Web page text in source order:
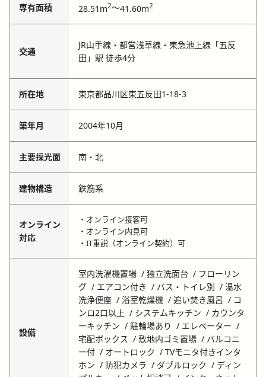
専有面積 28.51m2～41.60m2
交通
JR山手線・都営浅草線・東急池上線「五反
田」駅 徒歩4分
所在地 東京都品川区東五反田1-18-3
築年月 2004年10月
主要採光面 南・北
建物構造 鉄筋系
オンライン
対応
・オンライン接客可
・オンライン内見可
・IT重説（オンライン契約）可
設備
室内洗濯機置場 独立洗面台
フローリン
グ
エアコン付き バス・トイレ別
温水
洗浄便座
浴室乾燥機 追い焚き風呂
コ
ンロ2口以上
システムキッチン
カウンタ
ーキッチン
駐輪場あり
エレベーター
宅配ボックス
敷地内ゴミ置場
バルコニ
ー付
オートロック
TVモニタ付きインタ
ホン
防犯カメラ ダブルロック
ディン